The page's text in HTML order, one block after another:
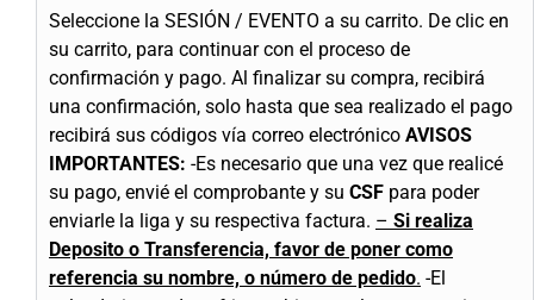
Seleccione la SESIÓN / EVENTO a su carrito. De clic en
su carrito, para continuar con el proceso de
confirmación y pago. Al finalizar su compra, recibirá
una confirmación, solo hasta que sea realizado el pago
recibirá sus códigos vía correo electrónico AVISOS
IMPORTANTES: -Es necesario que una vez que realicé
su pago, envié el comprobante y su CSF para poder
enviarle la liga y su respectiva factura. – Si realiza
Deposito o Transferencia, favor de poner como
referencia su nombre, o número de pedido. -El